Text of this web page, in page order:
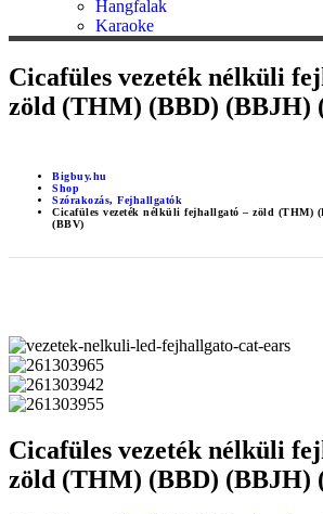
Hangfalak
Karaoke
Cicafüles vezeték nélküli
zöld (THM) (BBD) (BBJH)
Bigbuy.hu
Shop
Szórakozás, Fejhallgatók
Cicafüles vezeték nélküli fejhallgató – zöld (THM)
(BBV)
Cicafüles vezeték nélküli
zöld (THM) (BBD) (BBJH)